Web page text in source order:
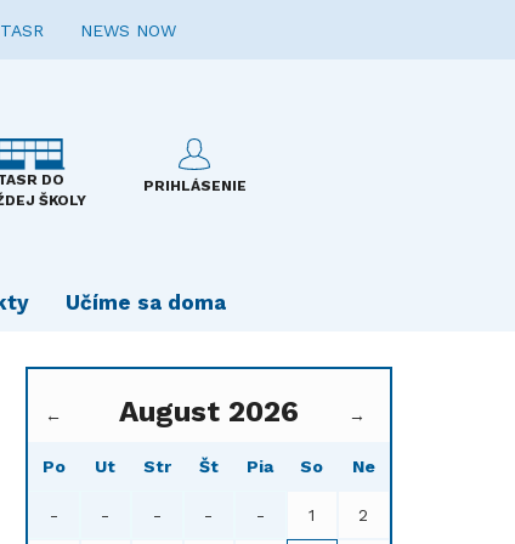
NEWS NOW
DO
ŠKOLY
PRIHLÁSENIE
Učíme sa doma
← August 2026 →
Po Ut Str Št Pia So Ne
- - - - - 1 2